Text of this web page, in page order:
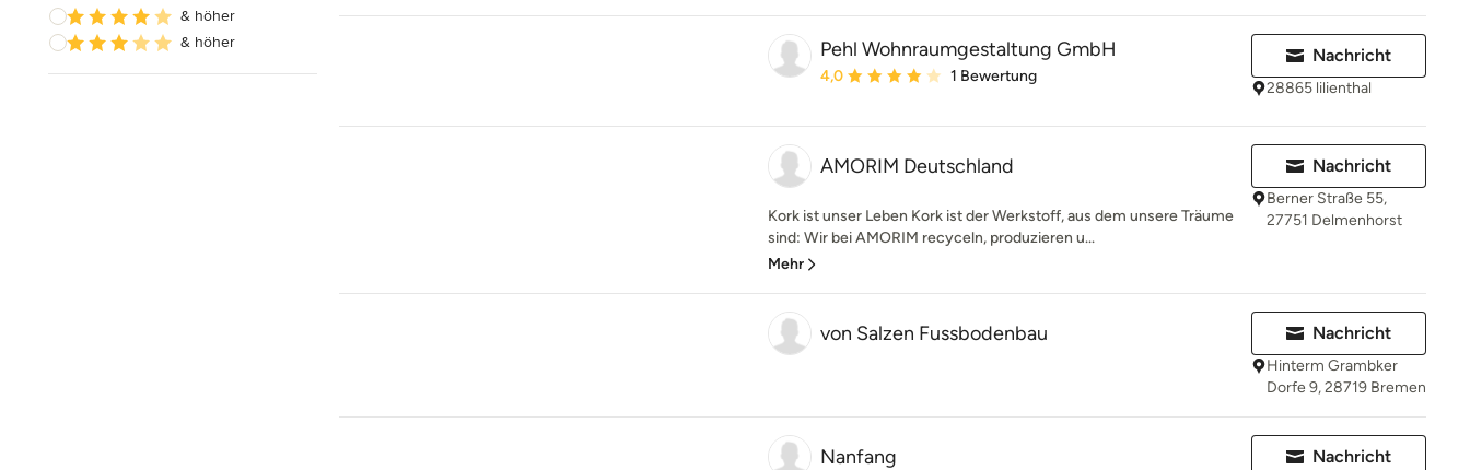
& höher
& höher
Pehl Wohnraumgestaltung GmbH
Durchschnittliche Bewertung: 4 von 5 Sternen
4,0 1 Bewertung
Nachricht
28865 lilienthal
AMORIM Deutschland
Kork ist unser Leben Kork ist der Werkstoff, aus dem unsere Träume
sind: Wir bei AMORIM recyceln, produzieren u...
Mehr
Nachricht
Berner Straße 55,
27751 Delmenhorst
von Salzen Fussbodenbau Nachricht
Hinterm Grambker
Dorfe 9, 28719 Bremen
Nanfang Nachricht